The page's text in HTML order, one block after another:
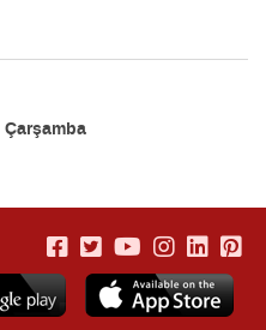
Çarşamba